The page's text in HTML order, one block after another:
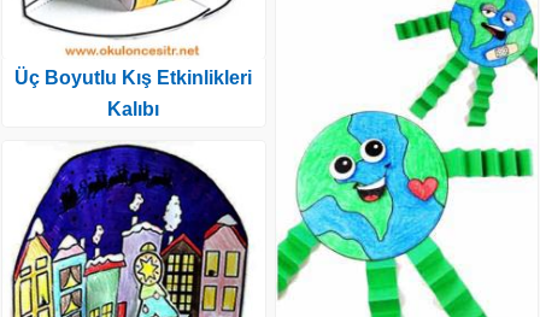
Üç Boyutlu Kış Etkinlikleri
Kalıbı